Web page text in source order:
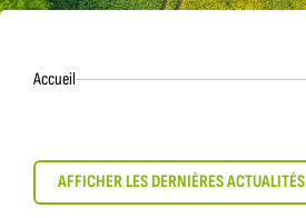
AccueilAccueil
AFFICHER LES DERNIÈRES ACTUALITÉS